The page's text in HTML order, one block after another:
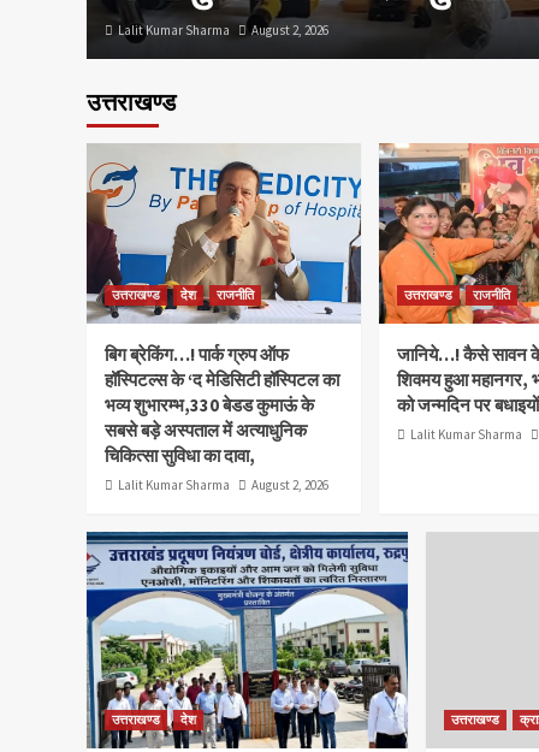
Lalit Kumar Sharma August 2, 2026
उत्तराखण्ड
उत्तराखण्ड देश राजनीति
बिग ब्रेकिंग…! पार्क ग्रुप ऑफ
हॉस्पिटल्स के ‘द मेडिसिटी हॉस्पिटल का
भव्य शुभारम्भ,330 बेडड कुमाऊं के
सबसे बड़े अस्पताल में अत्याधुनिक
चिकित्सा सुविधा का दावा,
Lalit Kumar Sharma August 2, 2026
उत्तराखण्ड राजनीति
जानिये…! कैसे सावन
शिवमय हुआ महानगर,
को जन्मदिन पर
Lalit Kumar Sharma
Blog
उत्तराखण्ड देश उत्तराखण्ड